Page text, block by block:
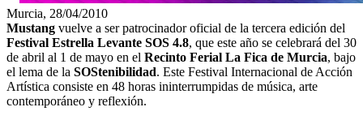
Murcia, 28/04/2010
Mustang vuelve a ser patrocinador oficial de la tercera edición del
Festival Estrella Levante SOS 4.8, que este año se celebrará del 30
de abril al 1 de mayo en el Recinto Ferial La Fica de Murcia, bajo
el lema de la SOStenibilidad. Este Festival Internacional de Acción
Artística consiste en 48 horas ininterrumpidas de música, arte
contemporáneo y reflexión.